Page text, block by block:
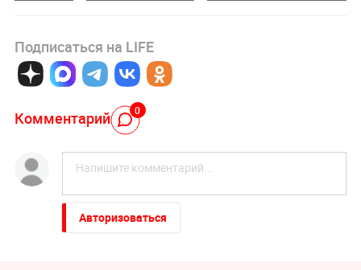
Подписаться на LIFE
Комментарий 0
Авторизоваться